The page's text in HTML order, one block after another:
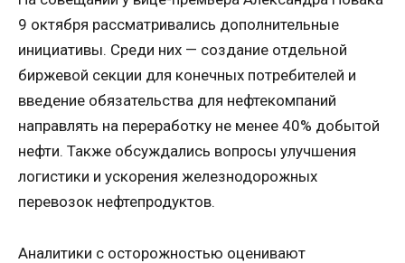
9 октября рассматривались дополнительные
инициативы. Среди них — создание отдельной
биржевой секции для конечных потребителей и
введение обязательства для нефтекомпаний
направлять на переработку не менее 40% добытой
нефти. Также обсуждались вопросы улучшения
логистики и ускорения железнодорожных
перевозок нефтепродуктов.
Аналитики с осторожностью оценивают